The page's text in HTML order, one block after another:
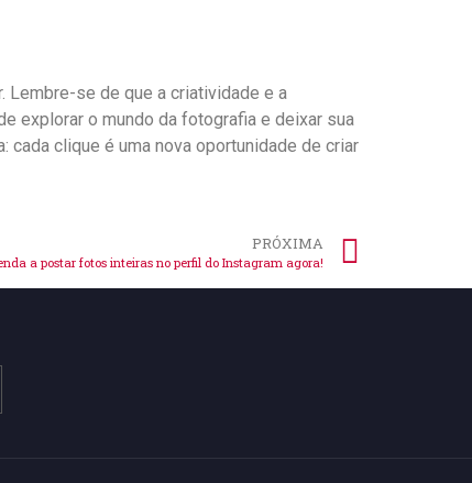
Lembre-se de que ‌a ⁣criatividade e‌ a
explorar o mundo da fotografia e deixar⁣ sua
cada clique é uma nova oportunidade⁣ de criar
PRÓXIMA
a postar fotos inteiras no perfil do Instagram agora!